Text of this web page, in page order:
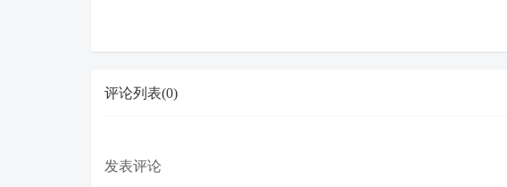
评论列表(0)
发表评论